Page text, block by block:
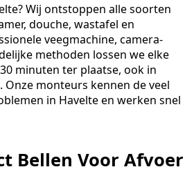
Wij ontstoppen alle soorten
douche, wastafel en
veegmachine, camera-
methoden lossen we elke
minuten ter plaatse, ook in
Onze monteurs kennen de veel
in Havelte en werken snel
Bellen Voor Afvoer